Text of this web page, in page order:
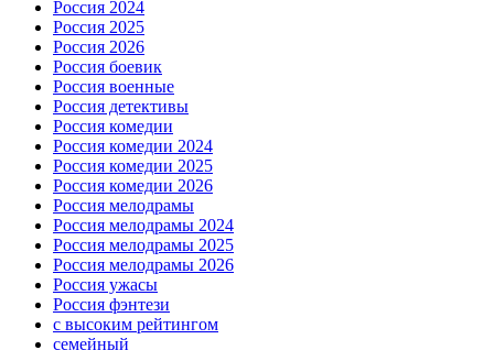
Россия 2024
Россия 2025
Россия 2026
Россия боевик
Россия военные
Россия детективы
Россия комедии
Россия комедии 2024
Россия комедии 2025
Россия комедии 2026
Россия мелодрамы
Россия мелодрамы 2024
Россия мелодрамы 2025
Россия мелодрамы 2026
Россия ужасы
Россия фэнтези
с высоким рейтингом
семейный